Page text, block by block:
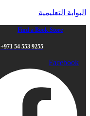
البوابة التعليمية
Find a Book Store
+971 54 553 9255
Facebook